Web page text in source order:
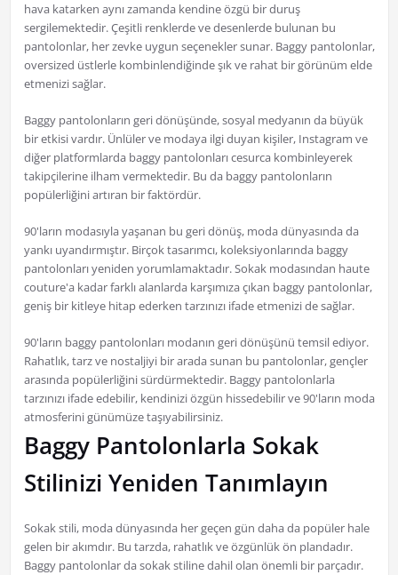
hava katarken aynı zamanda kendine özgü bir duruş
sergilemektedir. Çeşitli renklerde ve desenlerde bulunan bu
pantolonlar, her zevke uygun seçenekler sunar. Baggy pantolonlar,
oversized üstlerle kombinlendiğinde şık ve rahat bir görünüm elde
etmenizi sağlar.
Baggy pantolonların geri dönüşünde, sosyal medyanın da büyük
bir etkisi vardır. Ünlüler ve modaya ilgi duyan kişiler, Instagram ve
diğer platformlarda baggy pantolonları cesurca kombinleyerek
takipçilerine ilham vermektedir. Bu da baggy pantolonların
popülerliğini artıran bir faktördür.
90'ların modasıyla yaşanan bu geri dönüş, moda dünyasında da
yankı uyandırmıştır. Birçok tasarımcı, koleksiyonlarında baggy
pantolonları yeniden yorumlamaktadır. Sokak modasından haute
couture'a kadar farklı alanlarda karşımıza çıkan baggy pantolonlar,
geniş bir kitleye hitap ederken tarzınızı ifade etmenizi de sağlar.
90'ların baggy pantolonları modanın geri dönüşünü temsil ediyor.
Rahatlık, tarz ve nostaljiyi bir arada sunan bu pantolonlar, gençler
arasında popülerliğini sürdürmektedir. Baggy pantolonlarla
tarzınızı ifade edebilir, kendinizi özgün hissedebilir ve 90'ların moda
atmosferini günümüze taşıyabilirsiniz.
Baggy Pantolonlarla Sokak
Stilinizi Yeniden Tanımlayın
Sokak stili, moda dünyasında her geçen gün daha da popüler hale
gelen bir akımdır. Bu tarzda, rahatlık ve özgünlük ön plandadır.
Baggy pantolonlar da sokak stiline dahil olan önemli bir parçadır.